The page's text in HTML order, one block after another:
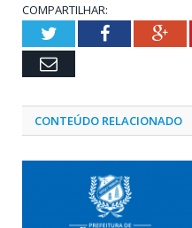
COMPARTILHAR:
TwitterFacebook
Email
CONTEÚDO RELACIONADO